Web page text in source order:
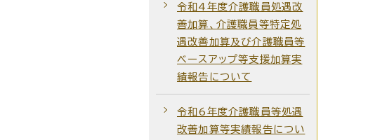
令和4年度介護職員処遇改
善加算、介護職員等特定処
遇改善加算及び介護職員等
ベースアップ等支援加算実
績報告について
令和6年度介護職員等処遇
改善加算等実績報告につい